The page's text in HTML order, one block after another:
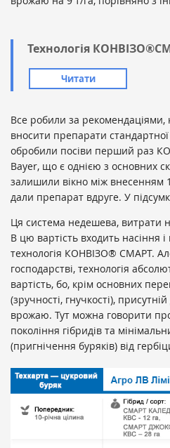
Технологія
Читати
Все робили за рекомендаціями,
вносити препарати
обробили посіви перший раз
Bayer, що є однією з основних
залишили вікно між внесенням
дали препарат вдруге. У
Ця система недешева, витрати
В цю вартість входить насіння і
технологія КОНВІЗО® СМАРТ.
господарстві, технологія
вартість, бо, крім основних
(зручності, гнучкості),
врожаю. Тут можна говорити
покоління гібридів та
(пригнічення буряків) від